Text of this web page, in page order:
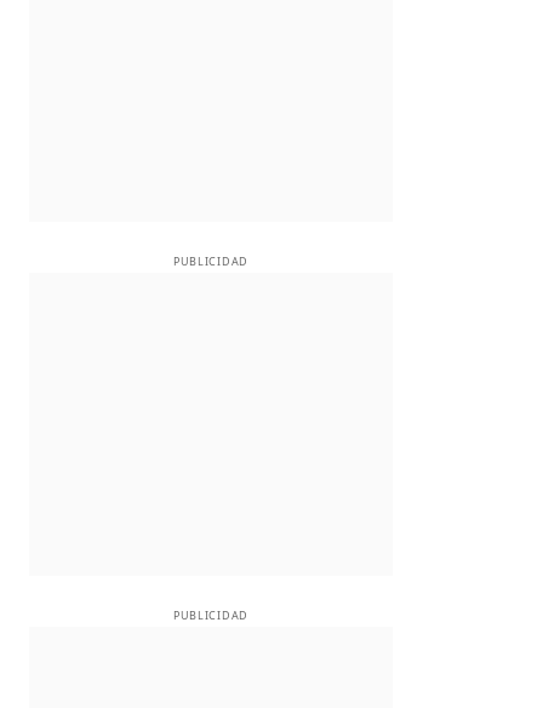
PUBLICIDAD
PUBLICIDAD